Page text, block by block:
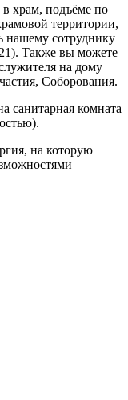
храм, подъёме по
территории,
нашему сотруднику
Также вы можете
на дому
Соборования.
санитарная комната
на которую